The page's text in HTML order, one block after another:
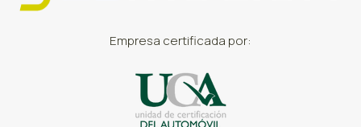
Empresa certificada por: